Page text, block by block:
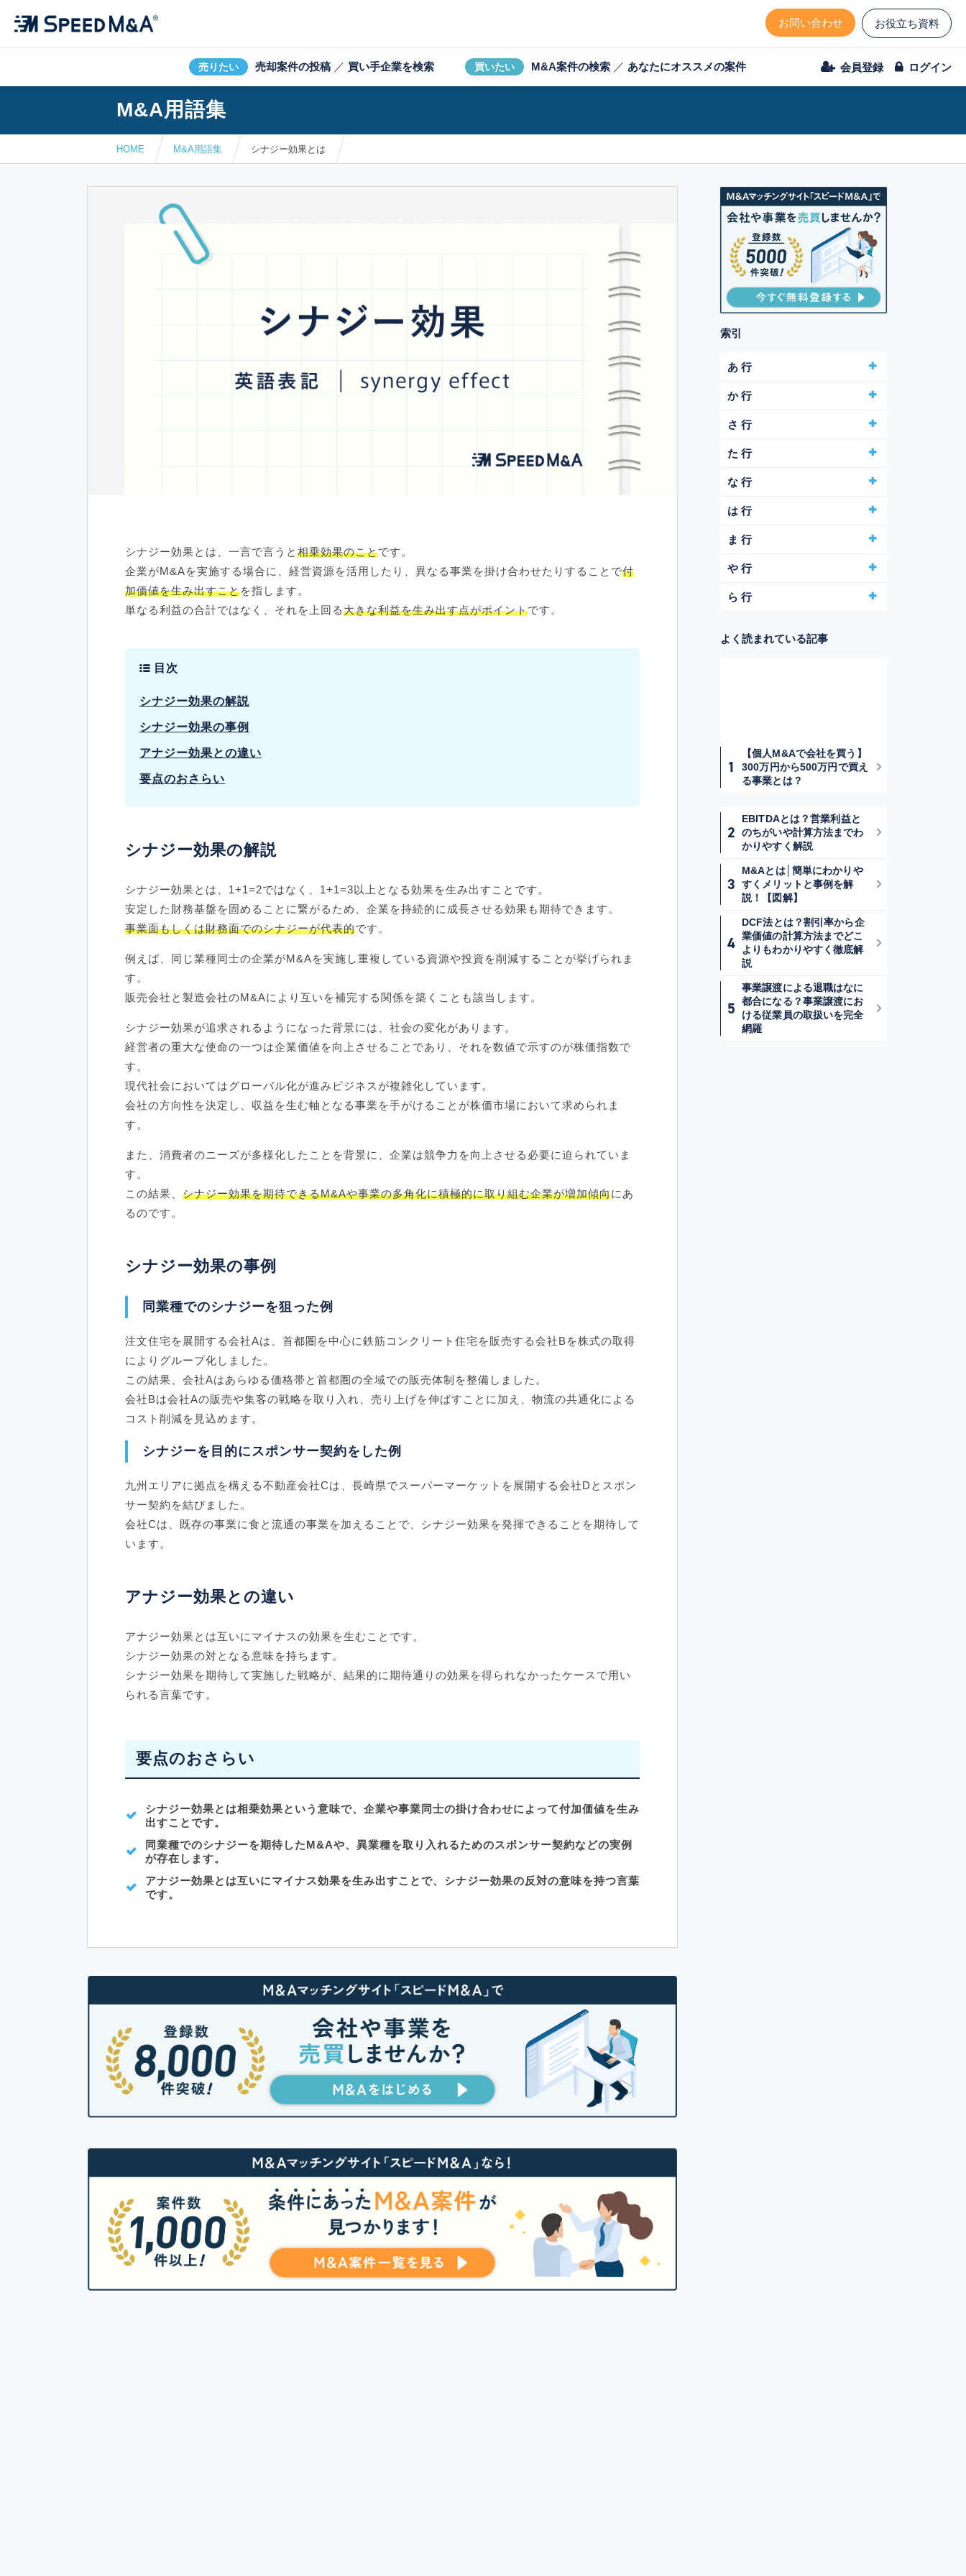
お問い合わせ お役立ち資料
売りたい 売却案件の投稿 ／ 買い手企業を検索 買いたい M&A案件の検索 ／ あなたにオススメの案件 会員登録 ログイン
M&A用語集
HOME M&A用語集 シナジー効果とは
シナジー効果とは、一言で言うと 相乗効果のことです。
企業がM&Aを実施する場合に、経営資源を活用したり、異なる事業を掛け合わせたりすることで付
加価値を生み出すことを指します。
単なる利益の合計ではなく、それを上回る大きな利益を生み出す点がポイントです。
目次
シナジー効果の解説
シナジー効果の事例
アナジー効果との違い
要点のおさらい
シナジー効果の解説
シナジー効果とは、1+1=2ではなく、1+1=3以上となる効果を生み出すことです。
安定した財務基盤を固めることに繋がるため、企業を持続的に成長させる効果も期待できます。
事業面もしくは財務面でのシナジーが代表的です。
例えば、同じ業種同士の企業がM&Aを実施し重複している資源や投資を削減することが挙げられま
す。
販売会社と製造会社のM&Aにより互いを補完する関係を築くことも該当します。
シナジー効果が追求されるようになった背景には、社会の変化があります。
経営者の重大な使命の一つは企業価値を向上させることであり、それを数値で示すのが株価指数で
す。
現代社会においてはグローバル化が進みビジネスが複雑化しています。
会社の方向性を決定し、収益を生む軸となる事業を手がけることが株価市場において求められま
す。
また、消費者のニーズが多様化したことを背景に、企業は競争力を向上させる必要に迫られていま
す。
この結果、 シナジー効果を期待できるM&Aや事業の多角化に積極的に取り組む企業が増加傾向にあ
るのです。
シナジー効果の事例
同業種でのシナジーを狙った例
注文住宅を展開する会社Aは、首都圏を中心に鉄筋コンクリート住宅を販売する会社Bを株式の取得
によりグループ化しました。
この結果、会社Aはあらゆる価格帯と首都圏の全域での販売体制を整備しました。
会社Bは会社Aの販売や集客の戦略を取り入れ、売り上げを伸ばすことに加え、物流の共通化による
コスト削減を見込めます。
シナジーを目的にスポンサー契約をした例
九州エリアに拠点を構える不動産会社Cは、長崎県でスーパーマーケットを展開する会社Dとスポン
サー契約を結びました。
会社Cは、既存の事業に食と流通の事業を加えることで、シナジー効果を発揮できることを期待して
います。
アナジー効果との違い
アナジー効果とは互いにマイナスの効果を生むことです。
シナジー効果の対となる意味を持ちます。
シナジー効果を期待して実施した戦略が、結果的に期待通りの効果を得られなかったケースで用い
られる言葉です。
要点のおさらい
シナジー効果とは相乗効果という意味で、企業や事業同士の掛け合わせによって付加価値を生み
出すことです。
同業種でのシナジーを期待したM&Aや、異業種を取り入れるためのスポンサー契約などの実例
が存在します。
アナジー効果とは互いにマイナス効果を生み出すことで、シナジー効果の反対の意味を持つ言葉
です。
索引
あ 行
か 行
さ 行
た 行
な 行
は 行
ま 行
や 行
ら 行
よく読まれている記事
【個人M&Aで会社を買う】
300万円から500万円で買え
る事業とは？
EBITDAとは？営業利益と
のちがいや計算方法までわ
かりやすく解説
M&Aとは│簡単にわかりや
すくメリットと事例を解
説！【図解】
DCF法とは？割引率から企
業価値の計算方法までどこ
よりもわかりやすく徹底解
説
事業譲渡による退職はなに
都合になる？事業譲渡にお
ける従業員の取扱いを完全
網羅